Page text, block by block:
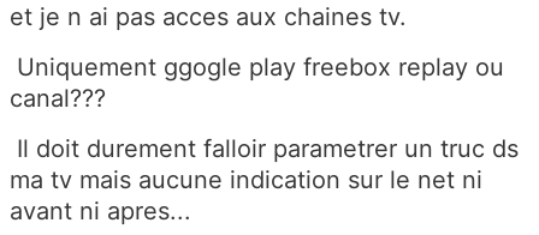
et je n ai pas acces aux chaines tv.
Uniquement ggogle play freebox replay ou
canal???
Il doit durement falloir parametrer un truc ds
ma tv mais aucune indication sur le net ni
avant ni apres...